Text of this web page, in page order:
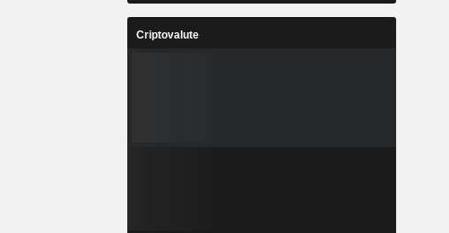
Criptovalute